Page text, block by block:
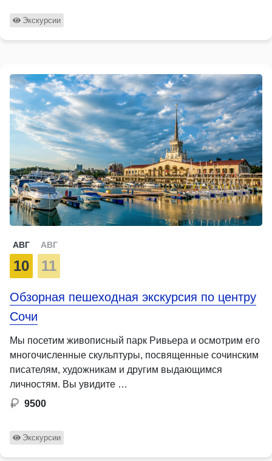
Экскурсии
АВГ
10
АВГ
11
Обзорная пешеходная экскурсия по центру
Сочи
Мы посетим живописный парк Ривьера и осмотрим его
многочисленные скульптуры, посвященные сочинским
писателям, художникам и другим выдающимся
личностям. Вы увидите …
9500
Экскурсии